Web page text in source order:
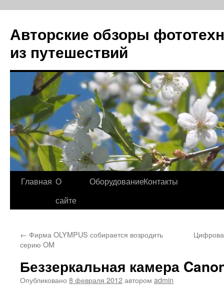
Авторские обзоры
из путешествий
Перейти
Главная О
сайте
ОборудованиеКонтакты
← Фирма OLYMPUS собирается возродить
серию OM
Беззеркальная камера
Опубликовано 8 февраля 2012автором admin